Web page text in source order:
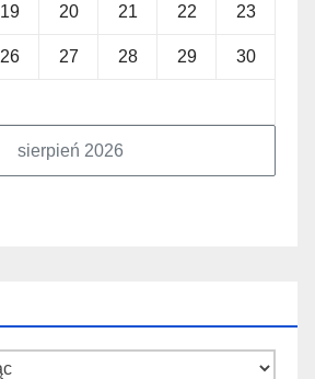
sierpień 2026
19 20 21 22 23
26 27 28 29 30